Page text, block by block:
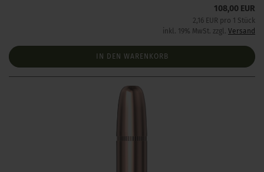
108,00 EUR
2,16 EUR pro 1 Stück
inkl. 19% MwSt. zzgl. Versand
IN DEN WARENKORB